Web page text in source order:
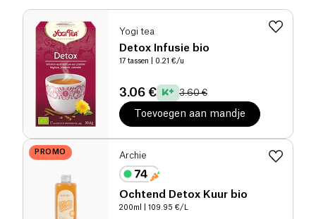
Yogi tea
Detox Infusie bio
17 tassen | 0.21 €/u
3.06 € 3.60 €
Toevoegen aan mandje
PROMO Archie
Ochtend Detox Kuur bio
200ml | 109.95 €/L